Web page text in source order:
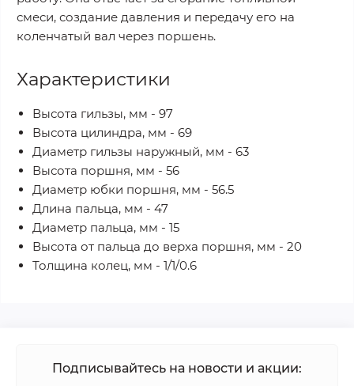
смеси, создание давления и передачу его на
коленчатый вал через поршень.
Характеристики
Высота гильзы, мм - 97
Высота цилиндра, мм - 69
Диаметр гильзы наружный, мм - 63
Высота поршня, мм - 56
Диаметр юбки поршня, мм - 56.5
Длина пальца, мм - 47
Диаметр пальца, мм - 15
Высота от пальца до верха поршня, мм - 20
Толщина колец, мм - 1/1/0.6
Подписывайтесь на новости и акции: